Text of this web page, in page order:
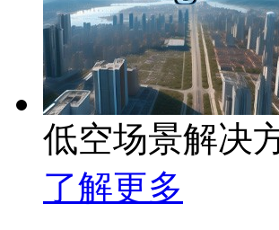
低空场景解决
了解更多